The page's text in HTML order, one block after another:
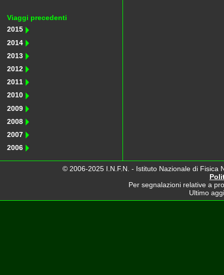
Viaggi precedenti
2015
2014
2013
2012
2011
2010
2009
2008
2007
2006
© 2006-2025 I.N.F.N. - Istituto Nazionale di Fisica
Per segnalazioni relative a
Ultimo